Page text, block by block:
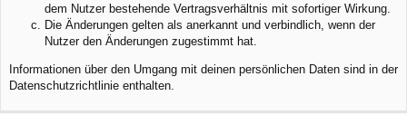
dem Nutzer bestehende Vertragsverhältnis mit sofortiger Wirkung.
Die Änderungen gelten als anerkannt und verbindlich, wenn der
Nutzer den Änderungen zugestimmt hat.
Informationen über den Umgang mit deinen persönlichen Daten sind in der
Datenschutzrichtlinie enthalten.